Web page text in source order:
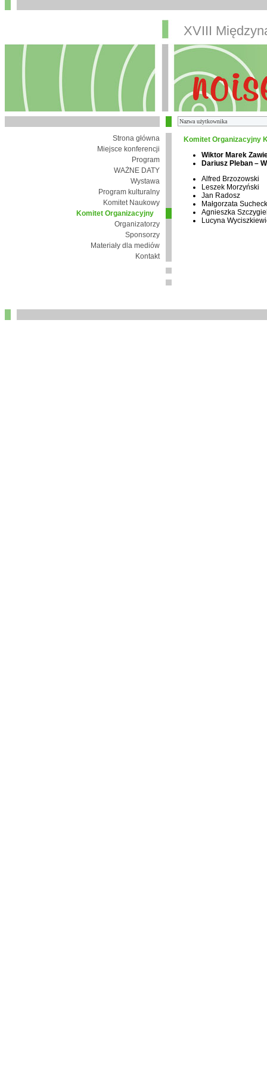
XVIII
Strona główna
Miejsce konferencji
Program
WAŻNE DATY
Wystawa
Program kulturalny
Komitet Naukowy
Komitet Organizacyjny
Organizatorzy
Sponsorzy
Materiały dla mediów
Kontakt
Komitet Organizacyjny
Wiktor Marek
Dariusz Pleban –
Alfred Brzozowski
Leszek Morzyński
Jan Radosz
Małgorzata
Agnieszka
Lucyna